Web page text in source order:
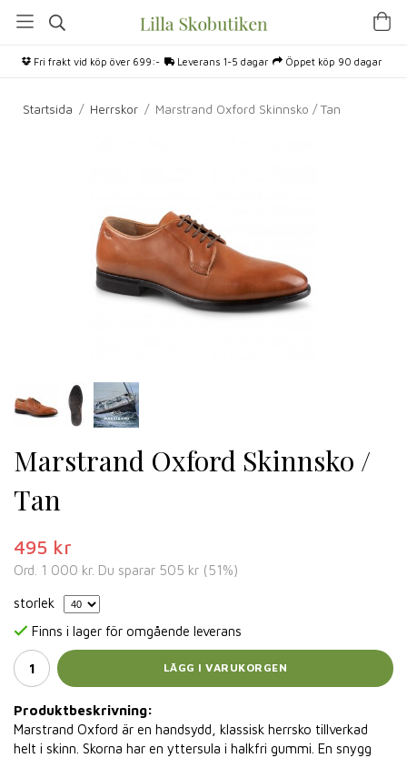
Fri frakt vid köp över 699:- Leverans 1-5 dagar Öppet köp 90 dagar
Startsida / Herrskor / Marstrand Oxford Skinnsko / Tan
Marstrand Oxford Skinnsko /
Tan
495 kr
Ord. 1 000 kr. Du sparar 505 kr (51%)
storlek
Finns i lager för omgående leverans
LÄGG I VARUKORGEN
Produktbeskrivning:
Marstrand Oxford är en handsydd, klassisk herrsko tillverkad
helt i skinn. Skorna har en yttersula i halkfri gummi. En snygg